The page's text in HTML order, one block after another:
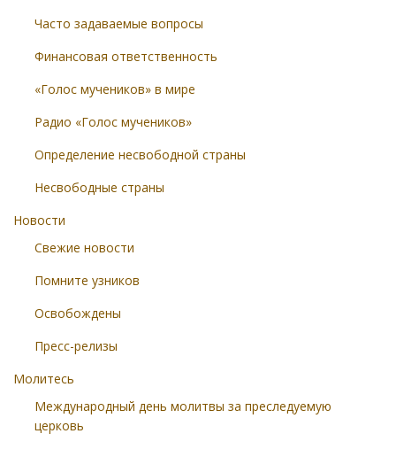
Часто задаваемые вопросы
Финансовая ответственность
«Голос мучеников» в мире
Радио «Голос мучеников»
Определение несвободной страны
Несвободные страны
Новости
Свежие новости
Помните узников
Освобождены
Пресс-релизы
Молитесь
Международный день молитвы за преследуемую
церковь